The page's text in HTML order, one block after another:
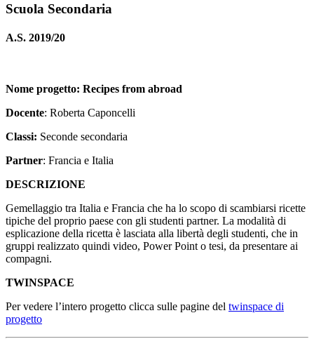
Scuola Secondaria
A.S. 2019/20
Nome progetto: Recipes from abroad
Docente: Roberta Caponcelli
Classi: Seconde secondaria
Partner: Francia e Italia
DESCRIZIONE
Gemellaggio tra Italia e Francia che ha lo scopo di scambiarsi ricette
tipiche del proprio paese con gli studenti partner. La modalità di
esplicazione della ricetta è lasciata alla libertà degli studenti, che in
gruppi realizzato quindi video, Power Point o tesi, da presentare ai
compagni.
TWINSPACE
Per vedere l’intero progetto clicca sulle pagine del twinspace di
progetto